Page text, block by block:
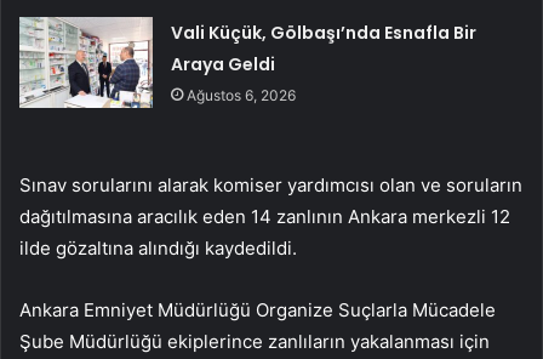
Vali Küçük, Gölbaşı’nda Esnafla Bir
Araya Geldi
Ağustos 6, 2026
Sınav sorularını alarak komiser yardımcısı olan ve soruların
dağıtılmasına aracılık eden 14 zanlının Ankara merkezli 12
ilde gözaltına alındığı kaydedildi.
Ankara Emniyet Müdürlüğü Organize Suçlarla Mücadele
Şube Müdürlüğü ekiplerince zanlıların yakalanması için